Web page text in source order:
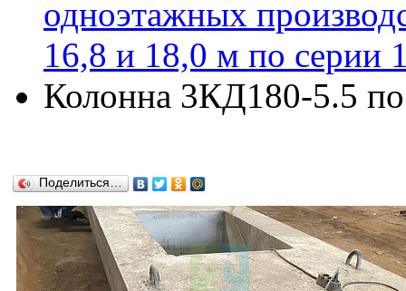
одноэтажных
16,8 и 18,0 м по серии
Колонна 3КД180-5.5
Поделиться…